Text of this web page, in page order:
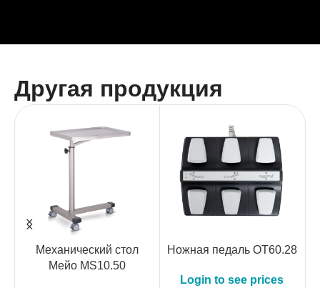
Другая продукция
Механический стол
Мейо MS10.50
Ножная педаль OT60.28
Login to see prices